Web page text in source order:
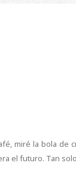
miré la bola de
el futuro. Tan